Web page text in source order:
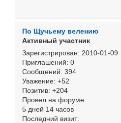
По Щучьему велению
Активный участник
Зарегистрирован: 2010-01-09
Приглашений: 0
Сообщений: 394
Уважение: +52
Позитив: +204
Провел на форуме:
5 дней 14 часов
Последний визит: